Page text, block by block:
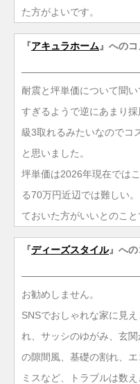
た方がよいです。
『アキュラホーム 』への
耐震と坪単価について聞
すぎるようで逆にあまり
級3取れるみたいなのでコ
と思いました。
坪単価は2026年現在では
る70万円近辺では難しい
ておいた方がいいとのこと
『ディーズスタイル』への
お勧めしません。
SNSでおしゃれな家に見
れ、サッシのゆがみ、玄
の隙間風、基礎の割れ、
ミスなど、トラブルは数